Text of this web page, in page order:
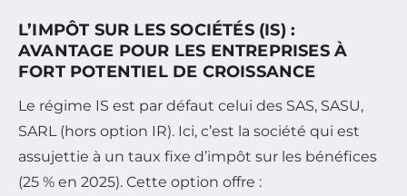
L’IMPÔT SUR LES SOCIÉTÉS (IS) :
AVANTAGE POUR LES ENTREPRISES À
FORT POTENTIEL DE CROISSANCE
Le régime IS est par défaut celui des SAS, SASU,
SARL (hors option IR). Ici, c’est la société qui est
assujettie à un taux fixe d’impôt sur les bénéfices
(25 % en 2025). Cette option offre :